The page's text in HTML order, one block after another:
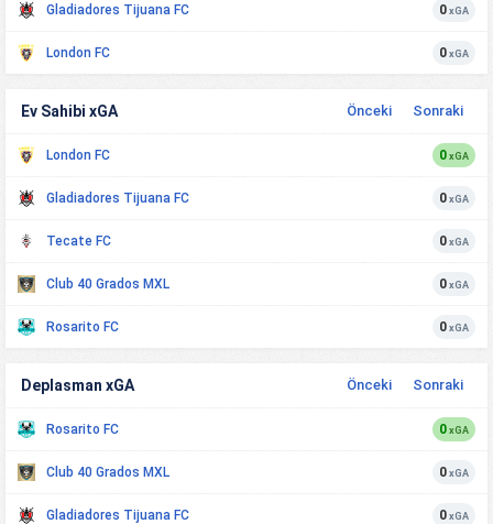
Gladiadores Tijuana FC 0 xGA
London FC 0 xGA
Ev Sahibi xGA Önceki Sonraki
London FC 0 xGA
Gladiadores Tijuana FC 0 xGA
Tecate FC 0 xGA
Club 40 Grados MXL 0 xGA
Rosarito FC 0 xGA
Deplasman xGA Önceki Sonraki
Rosarito FC 0 xGA
Club 40 Grados MXL 0 xGA
Gladiadores Tijuana FC 0 xGA